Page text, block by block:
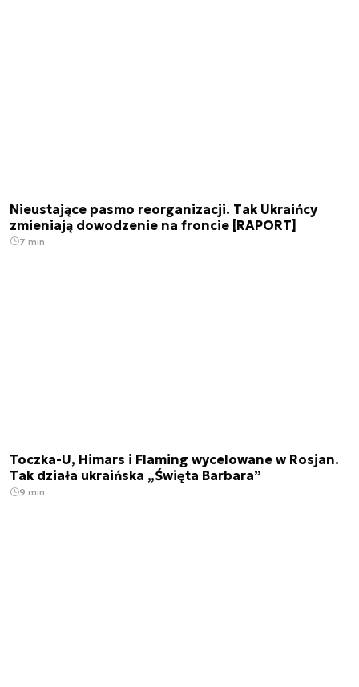
Nieustające pasmo reorganizacji. Tak Ukraińcy
zmieniają dowodzenie na froncie [RAPORT]
7 min.
Toczka-U, Himars i Flaming wycelowane w Rosjan.
Tak działa ukraińska „Święta Barbara”
9 min.